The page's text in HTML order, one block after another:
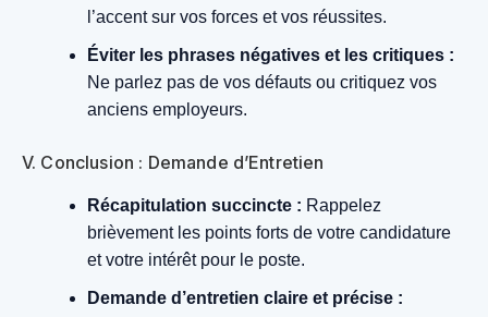
l’accent sur vos forces et vos réussites.
Éviter les phrases négatives et les critiques :
Ne parlez pas de vos défauts ou critiquez vos
anciens employeurs.
V. Conclusion : Demande d’Entretien
Récapitulation succincte : Rappelez
brièvement les points forts de votre candidature
et votre intérêt pour le poste.
Demande d’entretien claire et précise :